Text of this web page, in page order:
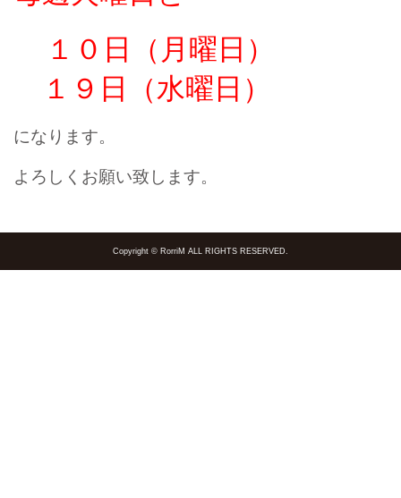
１０ 日（月曜日）
１９日（水曜日）
になります。
よろしくお願い致します。
Copyright © RorriM ALL RIGHTS RESERVED.